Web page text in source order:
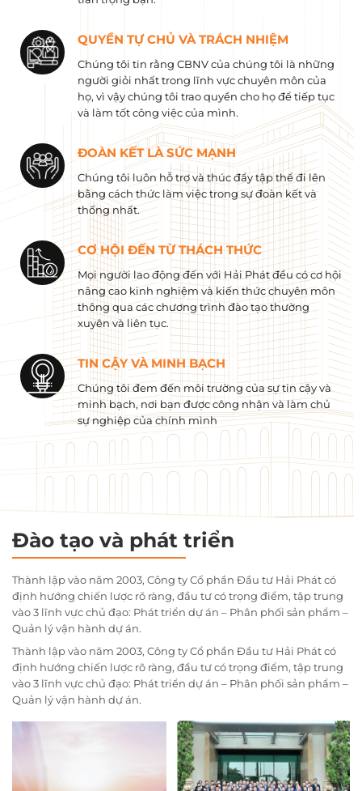
QUYỀN TỰ CHỦ VÀ TRÁCH NHIỆM
Chúng tôi tin rằng CBNV của chúng tôi là những
người giỏi nhất trong lĩnh vực chuyên môn của
họ, vì vậy chúng tôi trao quyền cho họ để tiếp tục
và làm tốt công việc của mình.
ĐOÀN KẾT LÀ SỨC MẠNH
Chúng tôi luôn hỗ trợ và thúc đẩy tập thể đi lên
bằng cách thức làm việc trong sự đoàn kết và
thống nhất.
CƠ HỘI ĐẾN TỪ THÁCH THỨC
Mọi người lao động đến với Hải Phát đều có cơ hội
nâng cao kinh nghiệm và kiến ​​thức chuyên môn
thông qua các chương trình đào tạo thường
xuyên và liên tục.
TIN CẬY VÀ MINH BẠCH
Chúng tôi đem đến môi trường của sự tin cậy và
minh bạch, nơi bạn được công nhận và làm chủ
sự nghiệp của chính mình
Đào tạo và phát triển
Thành lập vào năm 2003, Công ty Cổ phần Đầu tư Hải Phát có
định hướng chiến lược rõ ràng, đầu tư có trọng điểm, tập trung
vào 3 lĩnh vực chủ đạo: Phát triển dự án – Phân phối sản phẩm –
Quản lý vận hành dự án.
Thành lập vào năm 2003, Công ty Cổ phần Đầu tư Hải Phát có
định hướng chiến lược rõ ràng, đầu tư có trọng điểm, tập trung
vào 3 lĩnh vực chủ đạo: Phát triển dự án – Phân phối sản phẩm –
Quản lý vận hành dự án.